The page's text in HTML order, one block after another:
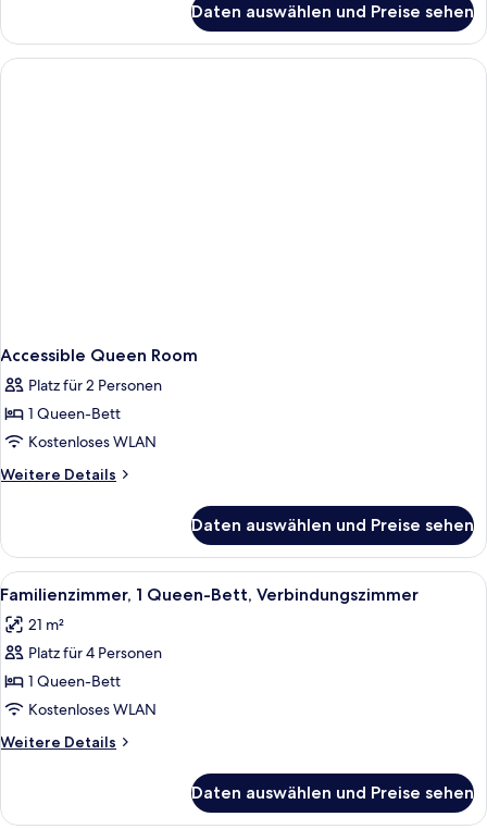
Nichtraucher
Daten auswählen und Preise sehen
Accessible Queen Room
Platz für 2 Personen
1 Queen-Bett
Kostenloses WLAN
Weitere Details
Weitere
Queen
Room
Daten auswählen und Preise sehen
Alle
Fotos
für
Familienzimmer,
1
Queen-
Bett,
Verbindungszimmer
Ein Hotelzimmer mit einem großen
4
Familienzimmer, 1 Queen-Bett, Verbindungszimmer
21 m²
Platz für 4 Personen
1 Queen-Bett
Kostenloses WLAN
Weitere Details
Weitere
1
Daten auswählen und Preise sehen